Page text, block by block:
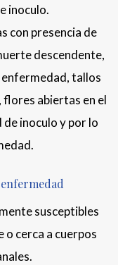
inoculo.
con presencia de
descendente,
tallos
abiertas en el
inoculo y por lo
susceptibles
o cerca a cuerpos